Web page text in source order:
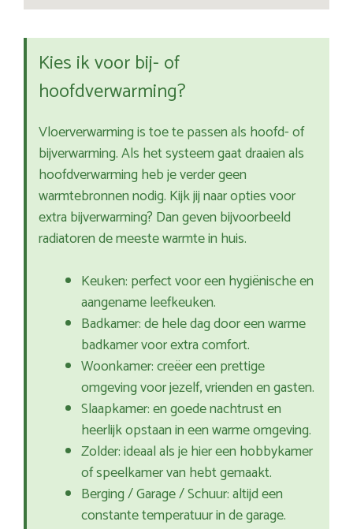
Kies ik voor bij- of
hoofdverwarming?
Vloerverwarming is toe te passen als hoofd- of
bijverwarming. Als het systeem gaat draaien als
hoofdverwarming heb je verder geen
warmtebronnen nodig. Kijk jij naar opties voor
extra bijverwarming? Dan geven bijvoorbeeld
radiatoren de meeste warmte in huis.
Keuken: perfect voor een hygiënische en
aangename leefkeuken.
Badkamer: de hele dag door een warme
badkamer voor extra comfort.
Woonkamer: creëer een prettige
omgeving voor jezelf, vrienden en gasten.
Slaapkamer: en goede nachtrust en
heerlijk opstaan in een warme omgeving.
Zolder: ideaal als je hier een hobbykamer
of speelkamer van hebt gemaakt.
Berging / Garage / Schuur: altijd een
constante temperatuur in de garage.